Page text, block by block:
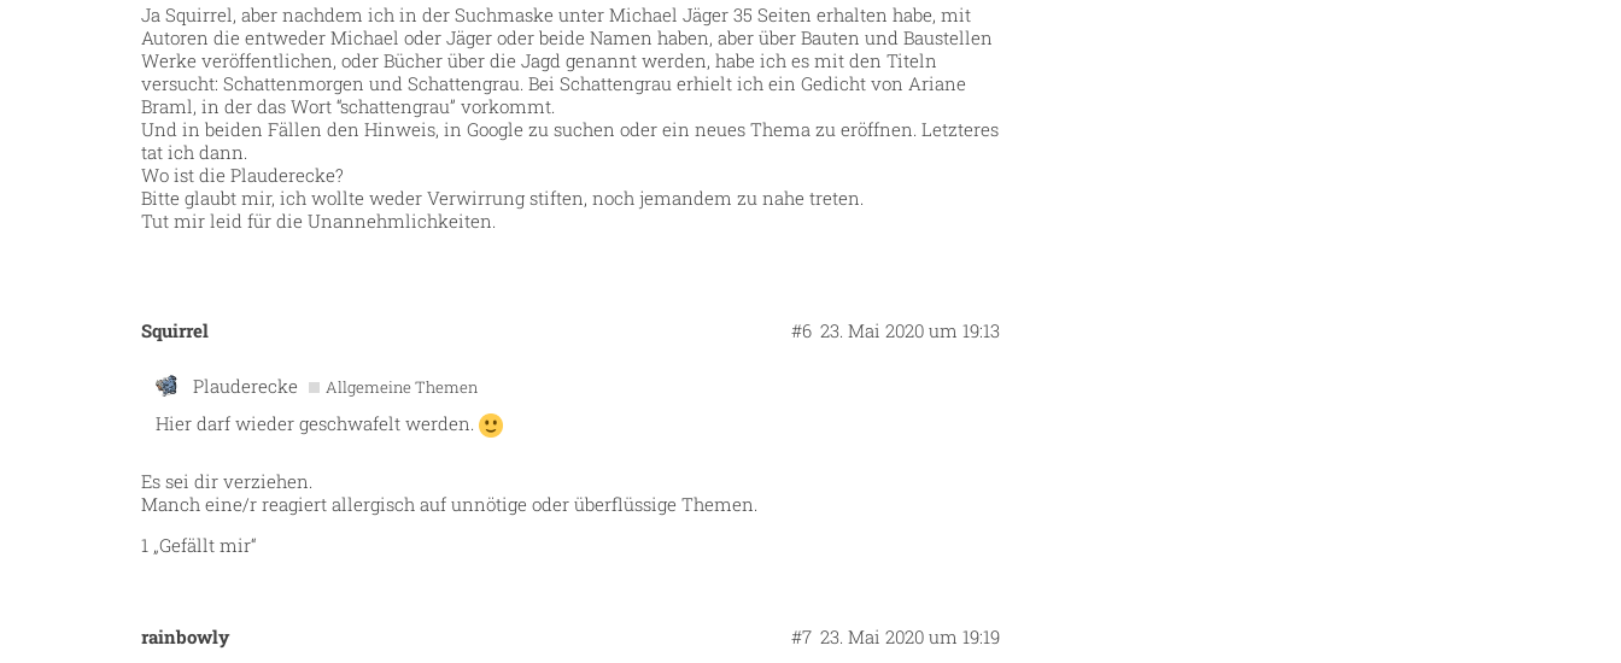
Ja Squirrel, aber nachdem ich in der Suchmaske unter Michael Jäger 35 Seiten erhalten habe, mit
Autoren die entweder Michael oder Jäger oder beide Namen haben, aber über Bauten und Baustellen
Werke veröffentlichen, oder Bücher über die Jagd genannt werden, habe ich es mit den Titeln
versucht: Schattenmorgen und Schattengrau. Bei Schattengrau erhielt ich ein Gedicht von Ariane
Braml, in der das Wort “schattengrau” vorkommt.
Und in beiden Fällen den Hinweis, in Google zu suchen oder ein neues Thema zu eröffnen. Letzteres
tat ich dann.
Wo ist die Plauderecke?
Bitte glaubt mir, ich wollte weder Verwirrung stiften, noch jemandem zu nahe treten.
Tut mir leid für die Unannehmlichkeiten.
Squirrel 23. Mai 2020 um 19:13
#6
Plauderecke Allgemeine Themen
Hier darf wieder geschwafelt werden.
Es sei dir verziehen.
Manch eine/r reagiert allergisch auf unnötige oder überflüssige Themen.
1 „Gefällt mir“
rainbowly 23. Mai 2020 um 19:19
#7